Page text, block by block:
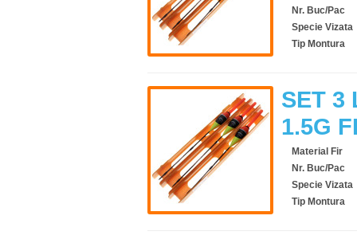
Nr. Buc/Pac
Specie Vizata
Tip Montura
SET 3
1.5G
Material Fir
Nr. Buc/Pac
Specie Vizata
Tip Montura